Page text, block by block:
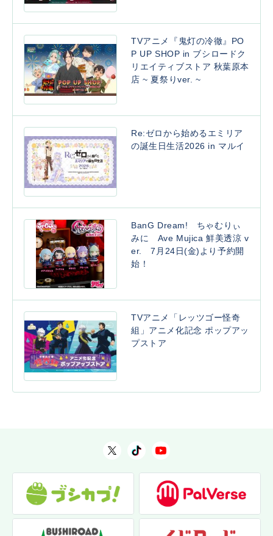
TVアニメ『鬼灯の冷徹』PO
P UP SHOP in ブシロードク
リエイティブストア 秋葉原本
店 ~ 夏祭りver. ~
Re:ゼロから始めるエミリア
の誕生日生活2026 in マルイ
BanG Dream! ちゃむりぃ
みに Ave Mujica 鮮美透涼 v
er. 7月24日(金)より予約開
始！
TVアニメ「レッツゴー怪奇
組」アニメ化記念 ポップアッ
プストア